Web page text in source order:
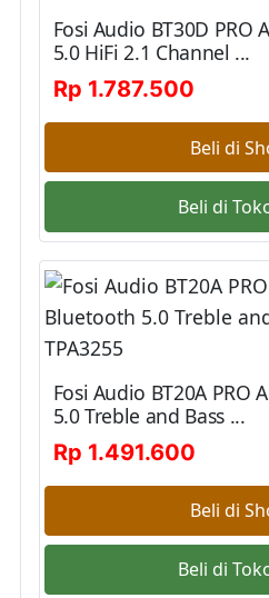
Fosi Audio BT30D
5.0 HiFi 2.1 Channel ...
Rp 1.787.500
Beli di
Beli di
Fosi Audio BT20A PRO
5.0 Treble and Bass ...
Rp 1.491.600
Beli di
Beli di